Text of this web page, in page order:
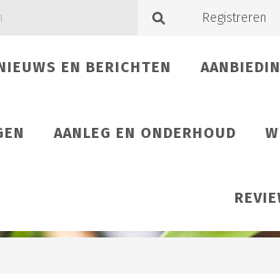
Registreren
EN BERICHTEN
AANLEG EN ONDERHOUD